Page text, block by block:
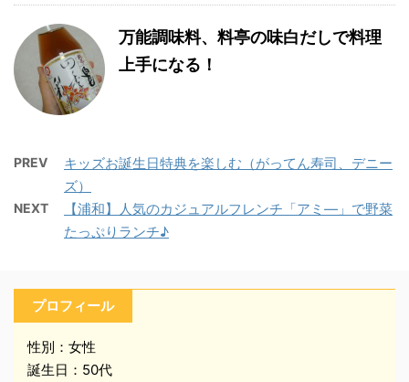
万能調味料、料亭の味白だしで料理
上手になる！
PREV
キッズお誕生日特典を楽しむ（がってん寿司、デニー
ズ）
NEXT
【浦和】人気のカジュアルフレンチ「アミ―」で野菜
たっぷりランチ♪
プロフィール
性別：女性
誕生日：50代